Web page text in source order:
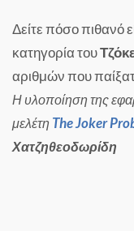
Δείτε πόσο πιθανό
κατηγορία του
αριθμών που
Η υλοποίηση της
μελέτη The Joker
Χατζηθεοδωρίδη